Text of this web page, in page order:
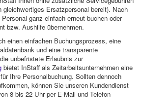
gleichwertiges Ersatzpersonal bereit). Nach
ganz einfach erneut buchen oder
bzw. Aushilfe übernehmen.
einen einfachen Buchungsprozess, eine
und eine transparente
unbefristete Erlaubnis zur
bietet InStaff als Zeitarbeitsunternehmen eine
Ihre Personalbuchung. Sollten dennoch
können Sie unseren Kundendienst
8 bis 22 Uhr per E-Mail und Telefon